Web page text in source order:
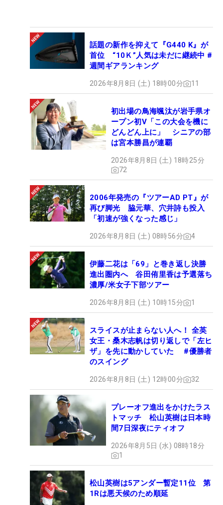
話題の新作を抑えて『G440 K』が
首位 “10Ｋ”人気は未だに継続中 #
週間ギアランキング
2026年8月8日 (土) 18時00分 11
初出場の鳥海颯汰が岩手県オ
ープン初V「この大会を機に
どんどん上に」 シニアの部
は宮本勝昌が連覇
2026年8月8日 (土) 18時25分
72
2006年発売の『ツアーAD PT』が
再び脚光 脇元華、穴井詩も投入
「初速が強くなった感じ」
2026年8月8日 (土) 08時56分 4
伊藤二花は「69」と巻き返し決勝
進出圏内へ 谷田侑里香は予選落ち
濃厚/米女子下部ツアー
2026年8月8日 (土) 10時15分 1
スライスが止まらない人へ！ 全英
女王・桑木志帆は切り返しで「左ヒ
ザ」を先に動かしていた #優勝者
のスイング
2026年8月8日 (土) 12時00分 32
プレーオフ進出をかけたラス
トマッチ 松山英樹は日本時
間7日深夜にティオフ
2026年8月5日 (水) 08時18分
1
松山英樹は5アンダー暫定11位 第
1Rは悪天候のため順延